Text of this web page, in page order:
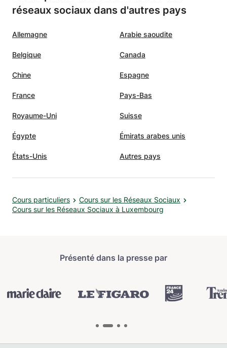
réseaux sociaux dans d'autres pays
Allemagne Arabie saoudite
Belgique Canada
Chine Espagne
France Pays-Bas
Royaume-Uni Suisse
Égypte Émirats arabes unis
États-Unis Autres pays
Cours particuliers
Cours sur les Réseaux Sociaux
Cours sur les Réseaux Sociaux à Luxembourg
Présenté dans la presse par